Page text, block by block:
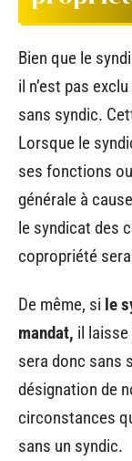
Bien que le
il n’est pas
sans syndic.
Lorsque le
ses fonctions
générale à
le syndicat des
copropriété
De même, si le
mandat, il
sera donc sans
désignation de
circonstances
sans un syndic.